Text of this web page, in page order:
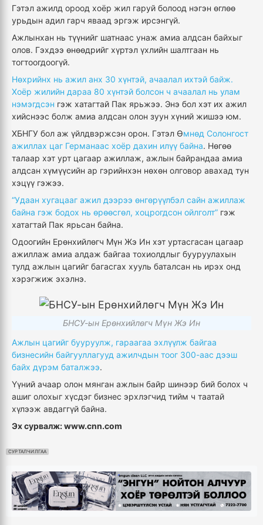
Гэтэл ажилд ороод хоёр жил гаруй болоод нэгэн өглөө
урьдын адил гарч яваад эргэж ирсэнгүй.
Ажлынхан нь түүнийг шатнаас унаж амиа алдсан байхыг
олов. Гэхдээ өнөөдрийг хүртэл үхлийн шалтгаан нь
тогтоогдоогүй.
Нөхрийнх нь ажил анх 30 хүнтэй, ачаалал ихтэй байж.
Хоёр жилийн дараа 80 хүнтэй болсон ч ачаалал нь улам
нэмэгдсэн гэж хатагтай Пак ярьжээ. Энэ бол хэт их ажил
хийснээс болж амиа алдсан олон зуун хүний жишээ юм.
ХБНГУ бол аж үйлдвэржсэн орон. Гэтэл Өмнөд Солонгост
ажиллах цаг Германаас хоёр дахин илүү байна. Нөгөө
талаар хэт урт цагаар ажиллаж, ажлын байрандаа амиа
алдсан хүмүүсийн ар гэрийнхэн нөхөн олговор авахад тун
хэцүү гэжээ.
“Удаан хугацааг ажил дээрээ өнгөрүүлбэл сайн ажиллаж
байна гэж бодох нь өрөөсгөл, хоцрогдсон ойлголт” гэж
хатагтай Пак ярьсан байна.
Одоогийн Ерөнхийлөгч Мүн Жэ Ин хэт уртасгасан цагаар
ажиллаж амиа алдаж байгаа тохиолдлыг бууруулахын
тулд ажлын цагийг багасгах хууль баталсан нь ирэх онд
хэрэгжиж эхэлнэ.
БНСУ-ын Ерөнхийлөгч Мүн Жэ Ин
Ажлын цагийг бууруулж, гараагаа эхлүүлж байгаа
бизнесийн байгууллагууд ажилчдын тоог 300-аас дээш
байх дүрэм баталжээ.
Үүний ачаар олон мянган ажлын байр шинээр бий болох ч
ашиг олохыг хүсдэг бизнес эрхлэгчид тийм ч таатай
хүлээж авдаггүй байна.
Эх сурвалж: www.cnn.com
СУРТАЛЧИЛГАА